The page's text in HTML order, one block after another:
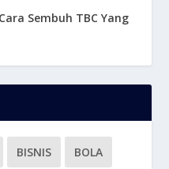
Sembuh TBC Yang
BISNIS BOLA